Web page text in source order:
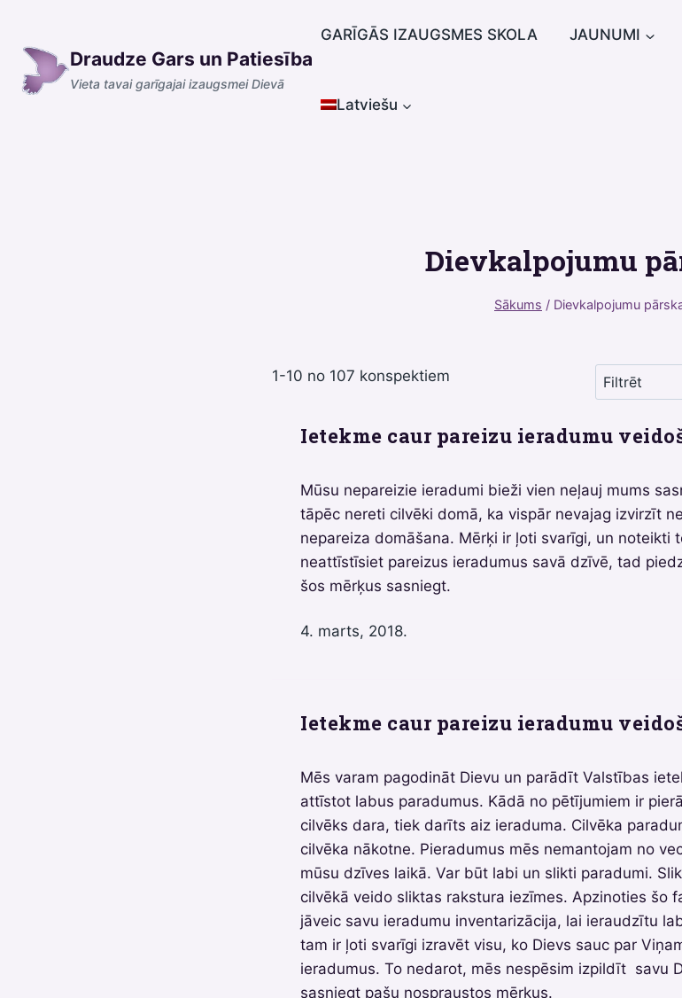
content
Draudze Gars un Patiesība
Vieta tavai garīgajai izaugsmei Dievā
GARĪGĀS IZAUGSMES SKOLA JAUNUMI
Latviešu
Dievkalpojumu
Sākums / Dievkalpojumu
1-10 no 107 konspektiem
Ietekme caur pareizu ieradumu
Mūsu nepareizie ieradumi bieži vien neļauj mums
tāpēc nereti cilvēki domā, ka vispār nevajag izvirzīt
nepareiza domāšana. Mērķi ir ļoti svarīgi, un noteikti
neattīstīsiet pareizus ieradumus savā dzīvē, tad
šos mērķus sasniegt.
4. marts, 2018.
Ietekme caur pareizu ieradumu
Mēs varam pagodināt Dievu un parādīt Valstības
attīstot labus paradumus. Kādā no pētījumiem ir
cilvēks dara, tiek darīts aiz ieraduma. Cilvēka
cilvēka nākotne. Pieradumus mēs nemantojam no
mūsu dzīves laikā. Var būt labi un slikti paradumi.
cilvēkā veido sliktas rakstura iezīmes. Apzinoties šo
jāveic savu ieradumu inventarizācija, lai ieraudzītu
tam ir ļoti svarīgi izravēt visu, ko Dievs sauc par
ieradumus. To nedarot, mēs nespēsim izpildīt savu
sasniegt pašu nospraustos mērķus.